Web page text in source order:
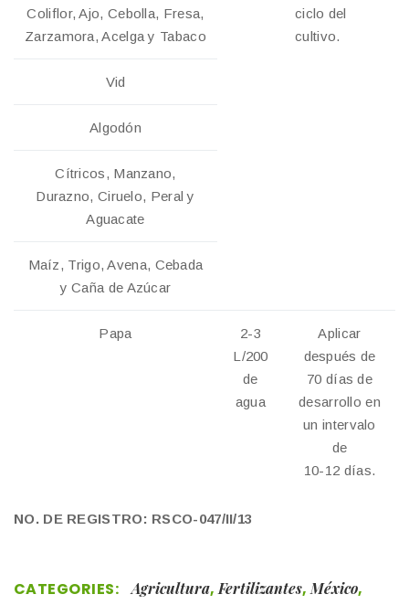
Coliflor, Ajo, Cebolla, Fresa,
Zarzamora, Acelga y Tabaco
ciclo del
cultivo.
Vid
Algodón
Cítricos, Manzano,
Durazno, Ciruelo, Peral y
Aguacate
Maíz, Trigo, Avena, Cebada
y Caña de Azúcar
Papa
2-3
L/200
de
agua
Aplicar
después de
70 días de
desarrollo en
un intervalo
de
10-12 días.
NO. DE REGISTRO: RSCO-047/II/13
CATEGORIES: Agricultura,Fertilizantes,México,